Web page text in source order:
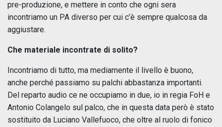
pre-produzione, e mettere in conto che ogni sera
incontriamo un PA diverso per cui c’è sempre qualcosa da
aggiustare.
Che materiale incontrate di solito?
Incontriamo di tutto, ma mediamente il livello è buono,
anche perché passiamo su palchi abbastanza importanti.
Del reparto audio ce ne occupiamo in due, io in regia FoH e
Antonio Colangelo sul palco, che in questa data però è stato
sostituito da Luciano Vallefuoco, che oltre al ruolo di fonico